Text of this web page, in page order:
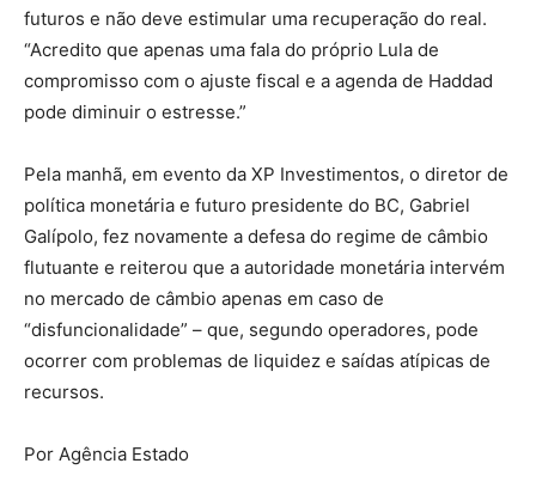
futuros e não deve estimular uma recuperação do real.
“Acredito que apenas uma fala do próprio Lula de
compromisso com o ajuste fiscal e a agenda de Haddad
pode diminuir o estresse.”
Pela manhã, em evento da XP Investimentos, o diretor de
política monetária e futuro presidente do BC, Gabriel
Galípolo, fez novamente a defesa do regime de câmbio
flutuante e reiterou que a autoridade monetária intervém
no mercado de câmbio apenas em caso de
“disfuncionalidade” – que, segundo operadores, pode
ocorrer com problemas de liquidez e saídas atípicas de
recursos.
Por Agência Estado